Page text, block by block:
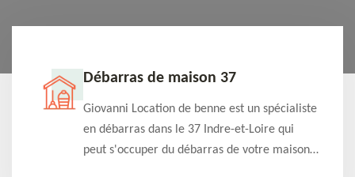
Débarras de maison 37
Giovanni Location de benne est un spécialiste
en débarras dans le 37 Indre-et-Loire qui
peut s'occuper du débarras de votre maison